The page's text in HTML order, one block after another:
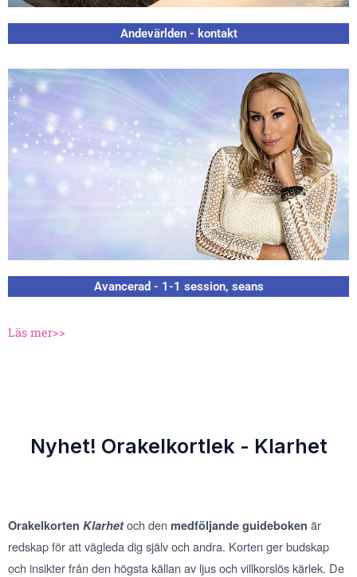
Andevärlden - kontakt
Avancerad - 1-1 session, seans
Läs mer>>
Nyhet! Orakelkortlek - Klarhet
Orakelkorten Klarhetoch den medföljande guideboken är
redskap för att vägleda dig själv och andra. Korten ger budskap
och insikter från den högsta källan av ljus och villkorslös kärlek. De